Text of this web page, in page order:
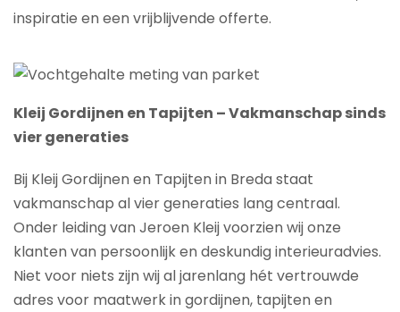
inspiratie en een vrijblijvende offerte.
Kleij Gordijnen en Tapijten – Vakmanschap sinds
vier generaties
Bij Kleij Gordijnen en Tapijten in Breda staat
vakmanschap al vier generaties lang centraal.
Onder leiding van Jeroen Kleij voorzien wij onze
klanten van persoonlijk en deskundig interieuradvies.
Niet voor niets zijn wij al jarenlang hét vertrouwde
adres voor maatwerk in gordijnen, tapijten en